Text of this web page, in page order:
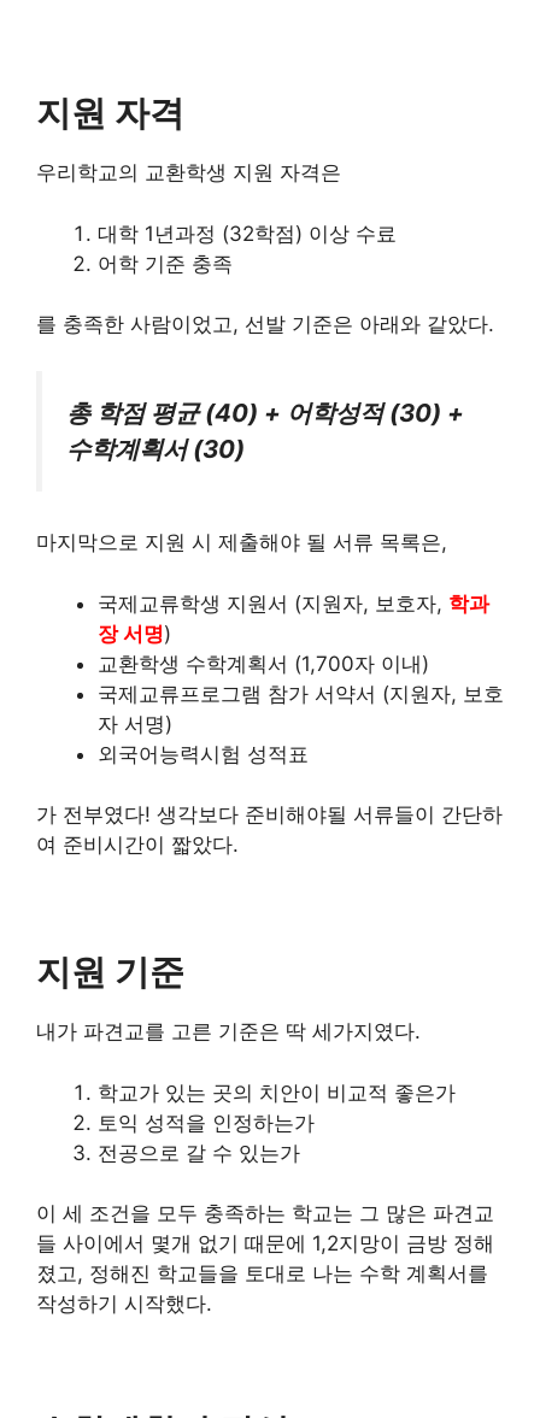
지원 자격
우리학교의 교환학생 지원 자격은
대학 1년과정 (32학점) 이상 수료
어학 기준 충족
를 충족한 사람이었고, 선발 기준은 아래와 같았다.
총 학점 평균 (40) + 어학성적 (30) +
수학계획서 (30)
마지막으로 지원 시 제출해야 될 서류 목록은,
국제교류학생 지원서 (지원자, 보호자, 학과
장 서명)
교환학생 수학계획서 (1,700자 이내)
국제교류프로그램 참가 서약서 (지원자, 보호
자 서명)
외국어능력시험 성적표
가 전부였다! 생각보다 준비해야될 서류들이 간단하
여 준비시간이 짧았다.
지원 기준
내가 파견교를 고른 기준은 딱 세가지였다.
학교가 있는 곳의 치안이 비교적 좋은가
토익 성적을 인정하는가
전공으로 갈 수 있는가
이 세 조건을 모두 충족하는 학교는 그 많은 파견교
들 사이에서 몇개 없기 때문에 1,2지망이 금방 정해
졌고, 정해진 학교들을 토대로 나는 수학 계획서를
작성하기 시작했다.